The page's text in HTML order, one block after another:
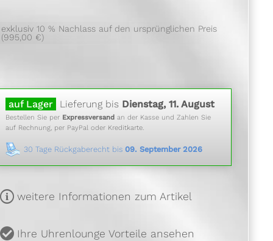
exklusiv 10 % Nachlass auf den ursprünglichen Preis
(995,00 €)
auf Lager Lieferung bis Dienstag, 11. August
Bestellen Sie per Expressversand an der Kasse und Zahlen Sie
auf Rechnung, per PayPal oder Kreditkarte.
30 Tage Rückgaberecht bis 09. September 2026
weitere Informationen zum Artikel
Ihre Uhrenlounge Vorteile ansehen